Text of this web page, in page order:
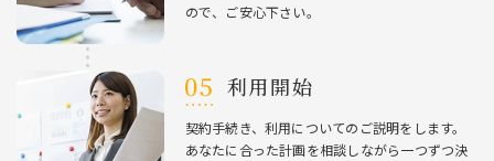
ので、ご安⼼下さい。
利⽤開始
契約⼿続き、利⽤についてのご説明をします。
あなたに合った計画を相談しながら⼀つずつ決